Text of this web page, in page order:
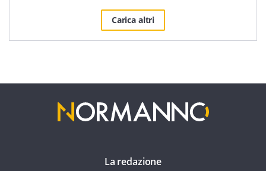
Carica altri
La redazione